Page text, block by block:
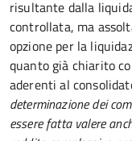
risultante dalla
controllata, ma
opzione per la
quanto già chiarito
aderenti al
determinazione dei
essere fatta valere